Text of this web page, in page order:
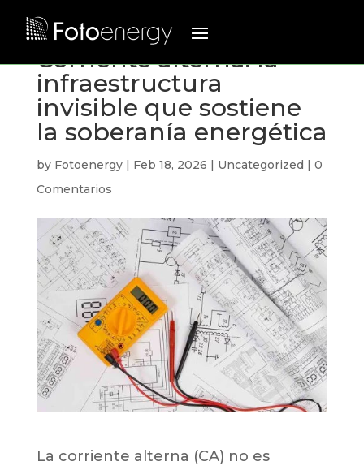
Corriente alterna: la
infraestructura
invisible que sostiene
la soberanía energética
by Fotoenergy| Feb 18, 2026 | Uncategorized | 0
Comentarios
La corriente alterna (CA) no es